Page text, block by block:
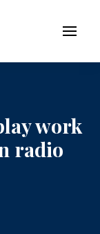
Menu
work
radio